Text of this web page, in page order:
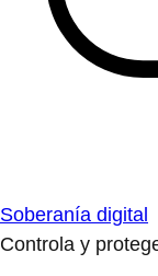
Soberanía digital
Controla y